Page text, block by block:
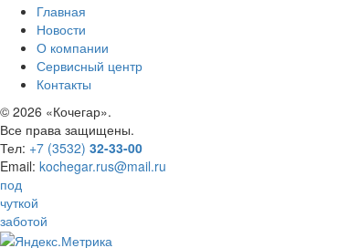
Главная
Новости
О компании
Сервисный центр
Контакты
© 2026 «Кочегар».
Все права защищены.
Тел: +7 (3532) 32-33-00
Email: kochegar.rus@mail.ru
под
чуткой
заботой